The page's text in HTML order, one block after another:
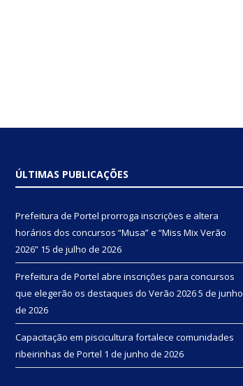
ÚLTIMAS PUBLICAÇÕES
Prefeitura de Portel prorroga inscrições e altera
horários dos concursos “Musa” e “Miss Mix Verão
2026” 15 de julho de 2026
Prefeitura de Portel abre inscrições para concursos
que elegerão os destaques do Verão 20265 de junho
de 2026
Capacitação em piscicultura fortalece comunidades
ribeirinhas de Portel 1 de junho de 2026